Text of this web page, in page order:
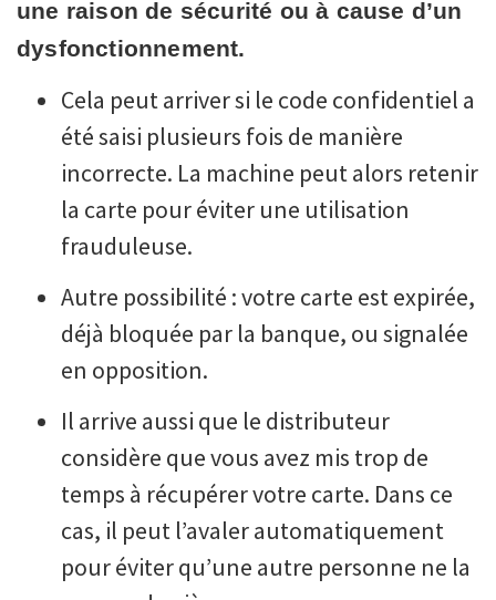
une raison de sécurité ou à cause d’un
dysfonctionnement.
Cela peut arriver si le code confidentiel a
été saisi plusieurs fois de manière
incorrecte. La machine peut alors retenir
la carte pour éviter une utilisation
frauduleuse.
Autre possibilité : votre carte est expirée,
déjà bloquée par la banque, ou signalée
en opposition.
Il arrive aussi que le distributeur
considère que vous avez mis trop de
temps à récupérer votre carte. Dans ce
cas, il peut l’avaler automatiquement
pour éviter qu’une autre personne ne la